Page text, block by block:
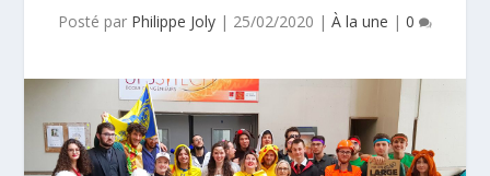
Posté par Philippe Joly | 25/02/2020 | À la une | 0